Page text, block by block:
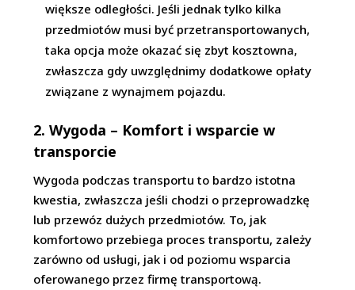
większe odległości. Jeśli jednak tylko kilka
przedmiotów musi być przetransportowanych,
taka opcja może okazać się zbyt kosztowna,
zwłaszcza gdy uwzględnimy dodatkowe opłaty
związane z wynajmem pojazdu.
2. Wygoda – Komfort i wsparcie w
transporcie
Wygoda podczas transportu to bardzo istotna
kwestia, zwłaszcza jeśli chodzi o przeprowadzkę
lub przewóz dużych przedmiotów. To, jak
komfortowo przebiega proces transportu, zależy
zarówno od usługi, jak i od poziomu wsparcia
oferowanego przez firmę transportową.